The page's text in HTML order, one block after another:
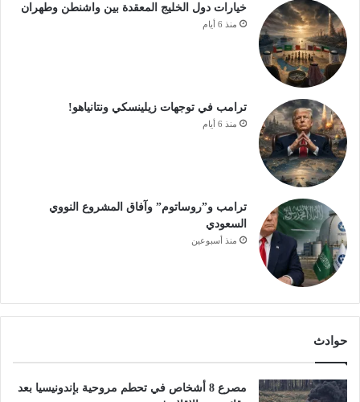
خيارات دول الخليج المعقدة بين واشنطن وطهران
منذ 6 أيام
ترامب في توجهات زيلينسكي ونتانياهو!
منذ 6 أيام
ترامب و”روساتوم” وآفاق المشروع النووي
السعودي
منذ أسبوعين
حوادث
مصرع 8 أشخاص في تحطم مروحية بإندونيسيا بعد